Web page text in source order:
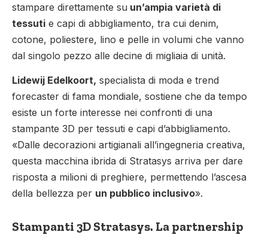
stampare direttamente su un’ampia varietà di
tessuti e capi di abbigliamento, tra cui denim,
cotone, poliestere, lino e pelle in volumi che vanno
dal singolo pezzo alle decine di migliaia di unità.
Lidewij Edelkoort, specialista di moda e trend
forecaster di fama mondiale, sostiene che da tempo
esiste un forte interesse nei confronti di una
stampante 3D per tessuti e capi d’abbigliamento.
«Dalle decorazioni artigianali all’ingegneria creativa,
questa macchina ibrida di Stratasys arriva per dare
risposta a milioni di preghiere, permettendo l’ascesa
della bellezza per un pubblico inclusivo».
Stampanti 3D Stratasys. La partnership